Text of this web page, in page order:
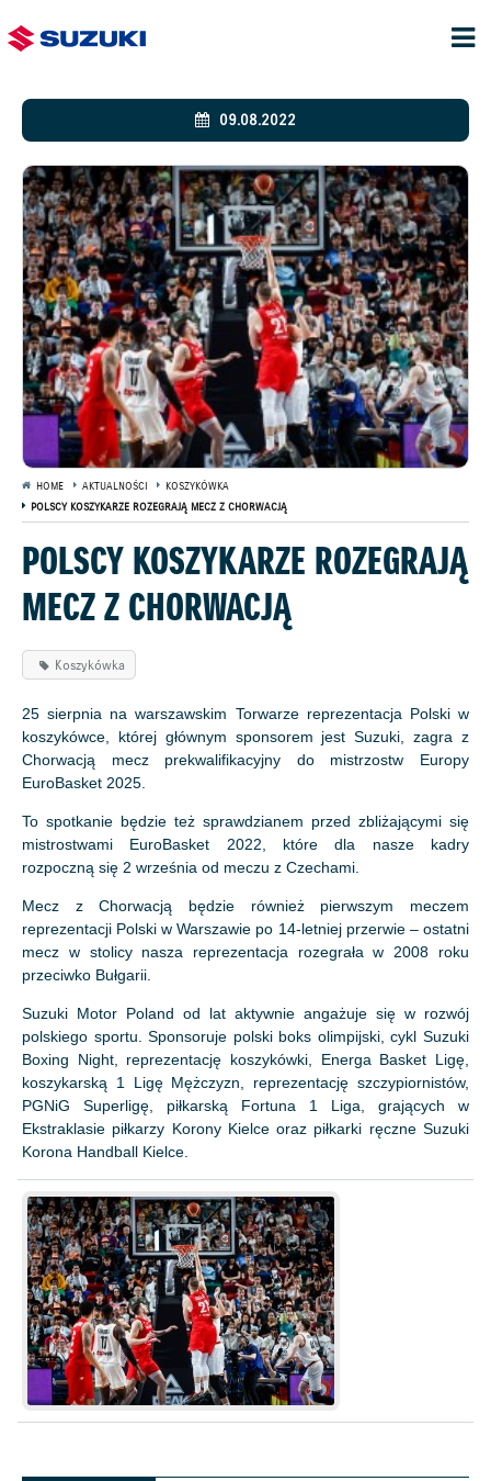
09.08.2022
HOME AKTUALNOŚCI
KOSZYKÓWKA
POLSCY KOSZYKARZE ROZEGRAJĄ MECZ Z CHORWACJĄ
POLSCY KOSZYKARZE ROZEGRAJĄ
MECZ Z CHORWACJĄ
Koszykówka
25 sierpnia na warszawskim Torwarze reprezentacja Polski w
koszykówce, której głównym sponsorem jest Suzuki, zagra z
Chorwacją mecz prekwalifikacyjny do mistrzostw Europy
EuroBasket 2025.
To spotkanie będzie też sprawdzianem przed zbliżającymi się
mistrostwami EuroBasket 2022, które dla nasze kadry
rozpoczną się 2 września od meczu z Czechami.
Mecz z Chorwacją będzie również pierwszym meczem
reprezentacji Polski w Warszawie po 14-letniej przerwie – ostatni
mecz w stolicy nasza reprezentacja rozegrała w 2008 roku
przeciwko Bułgarii.
Suzuki Motor Poland od lat aktywnie angażuje się w rozwój
polskiego sportu. Sponsoruje polski boks olimpijski, cykl Suzuki
Boxing Night, reprezentację koszykówki, Energa Basket Ligę,
koszykarską 1 Ligę Mężczyzn, reprezentację szczypiornistów,
PGNiG Superligę, piłkarską Fortuna 1 Liga, grających w
Ekstraklasie piłkarzy Korony Kielce oraz piłkarki ręczne Suzuki
Korona Handball Kielce.